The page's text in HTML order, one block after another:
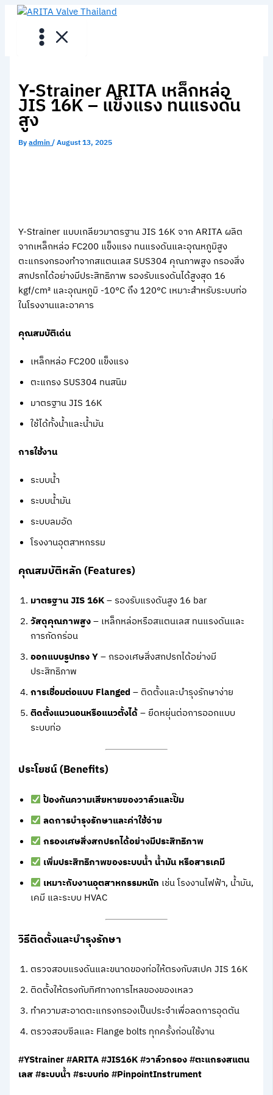
Skip
Y-Strainer ARITA เหล็กหล่อ
JIS 16K – แข็งแรง ทนแรงดัน
สูง
Byadmin/August 13, 2025
Y-Strainer แบบเกลียวมาตรฐาน JIS 16K จาก ARITA ผลิต
จากเหล็กหล่อ FC200 แข็งแรง ทนแรงดันและอุณหภูมิสูง
ตะแกรงกรองทำจากสแตนเลส SUS304 คุณภาพสูง กรองสิ่ง
สกปรกได้อย่างมีประสิทธิภาพ รองรับแรงดันได้สูงสุด 16
kgf/cm² และอุณหภูมิ -10°C ถึง 120°C เหมาะสำหรับระบบท่อ
ในโรงงานและอาคาร
คุณสมบัติเด่น
เหล็กหล่อ FC200 แข็งแรง
ตะแกรง SUS304 ทนสนิม
มาตรฐาน JIS 16K
ใช้ได้ทั้งน้ำและน้ำมัน
การใช้งาน
ระบบน้ำ
ระบบน้ำมัน
ระบบลมอัด
โรงงานอุตสาหกรรม
คุณสมบัติหลัก (Features)
มาตรฐาน JIS 16K– รองรับแรงดันสูง 16 bar
วัสดุคุณภาพสูง– เหล็กหล่อหรือสแตนเลส ทนแรงดันและ
การกัดกร่อน
ออกแบบรูปทรง Y– กรองเศษสิ่งสกปรกได้อย่างมี
ประสิทธิภาพ
การเชื่อมต่อแบบ Flanged – ติดตั้งและบำรุงรักษาง่าย
ติดตั้งแนวนอนหรือแนวตั้งได้– ยืดหยุ่นต่อการออกแบบ
ระบบท่อ
ประโยชน์ (Benefits)
ป้องกันความเสียหายของวาล์วและปั๊ม
ลดการบำรุงรักษาและค่าใช้จ่าย
กรองเศษสิ่งสกปรกได้อย่างมีประสิทธิภาพ
เพิ่มประสิทธิภาพของระบบน้ำ น้ำมัน หรือสารเคมี
เหมาะกับงานอุตสาหกรรมหนัก เช่น โรงงานไฟฟ้า, น้ำมัน,
เคมี และระบบ HVAC
วิธีติดตั้งและบำรุงรักษา
ตรวจสอบแรงดันและขนาดของท่อให้ตรงกับสเปค JIS 16K
ติดตั้งให้ตรงกับทิศทางการไหลของของเหลว
ทำความสะอาดตะแกรงกรองเป็นประจำเพื่อลดการอุดตัน
ตรวจสอบซีลและ Flange bolts ทุกครั้งก่อนใช้งาน
#YStrainer #ARITA #JIS16K #วาล์วกรอง #ตะแกรงสแตน
เลส #ระบบน้ำ #ระบบท่อ #PinpointInstrument